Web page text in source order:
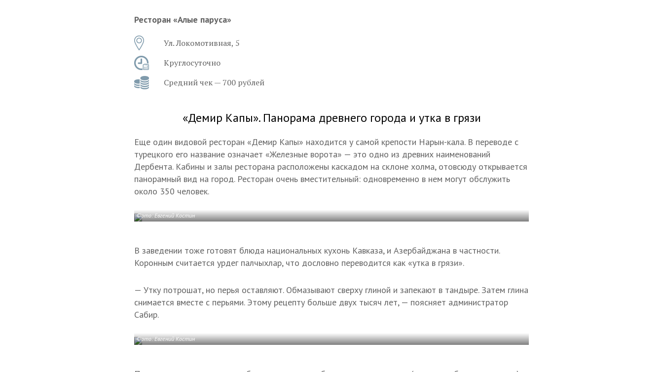
Ресторан «Алые паруса»
Ул. Локомотивная, 5
Круглосуточно
Средний чек — 700 рублей
«Демир Капы». Панорама древнего города и утка в грязи
Еще один видовой ресторан «Демир Капы» находится у самой крепости Нарын-кала. В переводе с
турецкого его название означает «Железные ворота» — это одно из древних наименований
Дербента. Кабины и залы ресторана расположены каскадом на склоне холма, отовсюду открывается
панорамный вид на город. Ресторан очень вместительный: одновременно в нем могут обслужить
около 350 человек.
Фото: Евгений Костин
В заведении тоже готовят блюда национальных кухонь Кавказа, и Азербайджана в частности.
Коронным считается урдег палчыхлар, что дословно переводится как «утка в грязи».
— Утку потрошат, но перья оставляют. Обмазывают сверху глиной и запекают в тандыре. Затем глина
снимается вместе с перьями. Этому рецепту больше двух тысяч лет, — поясняет администратор
Сабир.
Фото: Евгений Костин